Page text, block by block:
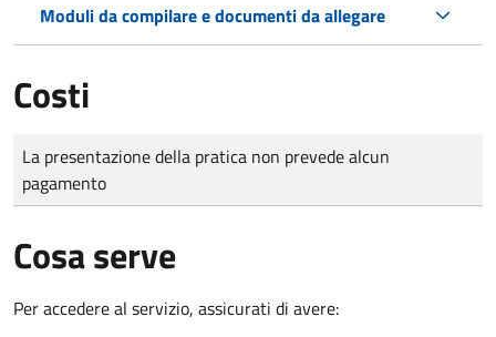
Moduli da compilare e documenti da allegare
Costi
Tipo di pagamento
Importo
La presentazione della pratica non prevede alcun
pagamento
Cosa serve
Per accedere al servizio, assicurati di avere: